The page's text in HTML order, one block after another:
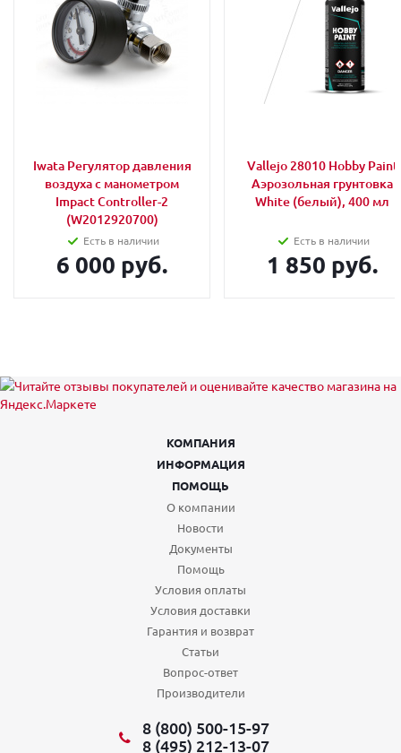
Iwata Регулятор давления
воздуха с манометром
Impact Controller-2
(W2012920700)
Есть в наличии
6 000 руб.
Vallejo 28010 Hobby Paint
Аэрозольная грунтовка
White (белый), 400 мл
Есть в наличии
1 850 руб.
КОМПАНИЯ
ИНФОРМАЦИЯ
ПОМОЩЬ
О компании
Новости
Документы
Помощь
Условия оплаты
Условия доставки
Гарантия и возврат
Статьи
Вопрос-ответ
Производители
8 (800) 500-15-97
8 (495) 212-13-07